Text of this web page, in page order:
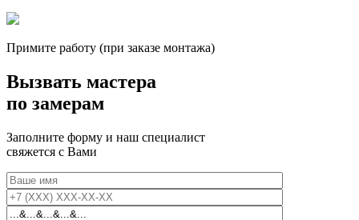
Примите работу (при заказе монтажа)
Вызвать мастера
по замерам
Заполните форму и наш специалист
свяжется с Вами